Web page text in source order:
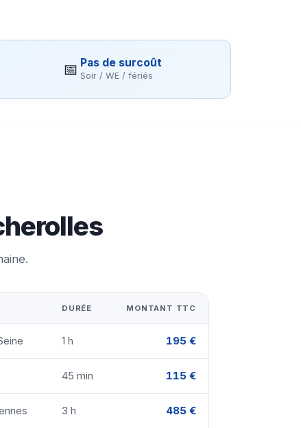
📅 Pas de surcoût
Soir / WE / fériés
DURÉE MONTANT TTC
1 h 195 €
45 min 115 €
3 h 485 €